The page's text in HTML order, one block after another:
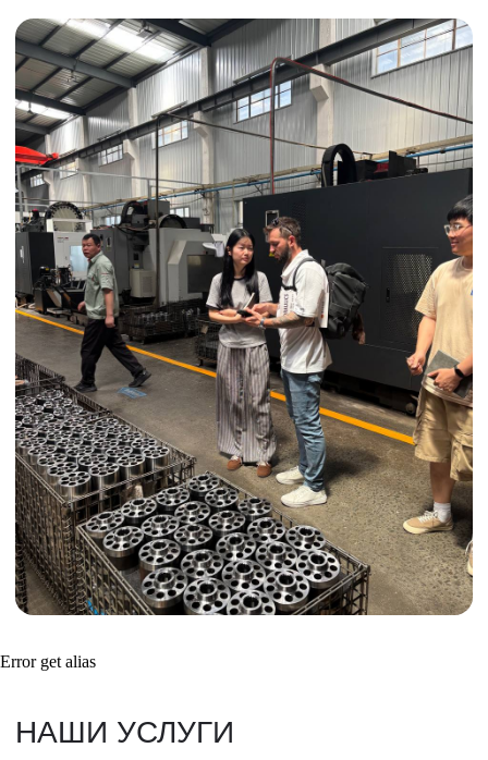
Error get alias
ИНДИВИДУАЛЬНЫЕ УСЛУГИ
Выгодные условия
Сертификация грузов
Консолидация грузов
Сопровождение грузов
Таможенное оформление
Страхование груза
Временное хранение
Организация производства
Проверка качества товара
Оплата и переговоры
с поставщиком
Инспекция поставщика
Товары для маркетплейсов
Получить консультацию
Получить консультацию
ВАШИ ЗАКАЗЫ
проверок товаров, работы склада,
смотрите в нашем Telegram-канале